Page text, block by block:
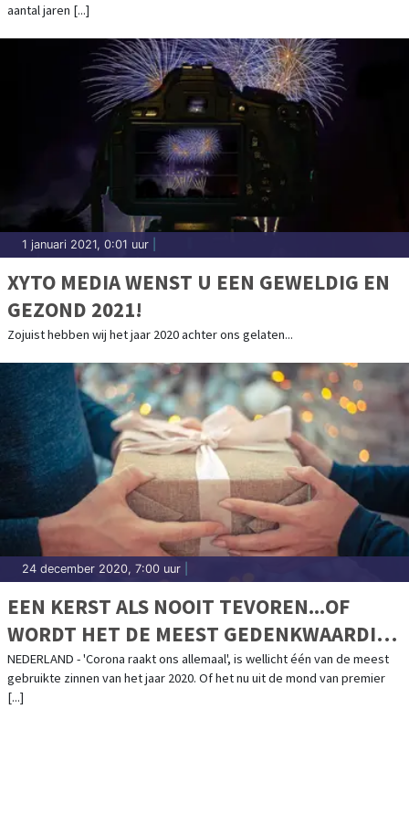
aantal jaren [...]
1 januari 2021, 0:01 uur
XYTO MEDIA WENST U EEN GEWELDIG EN
GEZOND 2021!
Zojuist hebben wij het jaar 2020 achter ons gelaten...
24 december 2020, 7:00 uur
EEN KERST ALS NOOIT TEVOREN...OF
WORDT HET DE MEEST GEDENKWAARDIGE
KERST OOIT?
NEDERLAND - 'Corona raakt ons allemaal', is wellicht één van de meest
gebruikte zinnen van het jaar 2020. Of het nu uit de mond van premier
[...]